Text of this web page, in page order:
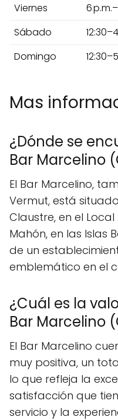
Viernes
6
Sábado
Domingo
Mas
¿Dónde se
Bar Marcelino
El Bar Marcelino,
Vermut, está
Claustre, en el Local
Mahón, en las Islas
de un
emblemático en el
¿Cuál es la
Bar Marcelino
El Bar Marcelino
muy positiva, un
lo que refleja la
satisfacción que
servicio y la